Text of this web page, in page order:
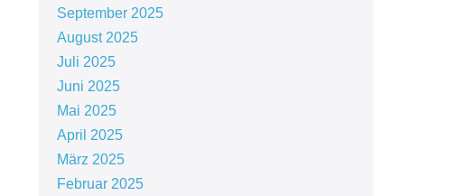
September 2025
August 2025
Juli 2025
Juni 2025
Mai 2025
April 2025
März 2025
Februar 2025